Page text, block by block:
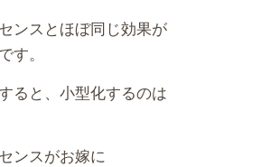
ンスとほぼ同じ効果が
す。
ると、小型化するのは
ンスがお嫁に